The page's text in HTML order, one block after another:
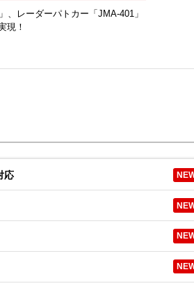
レーダーパトカー「JMA-401」
現！
応